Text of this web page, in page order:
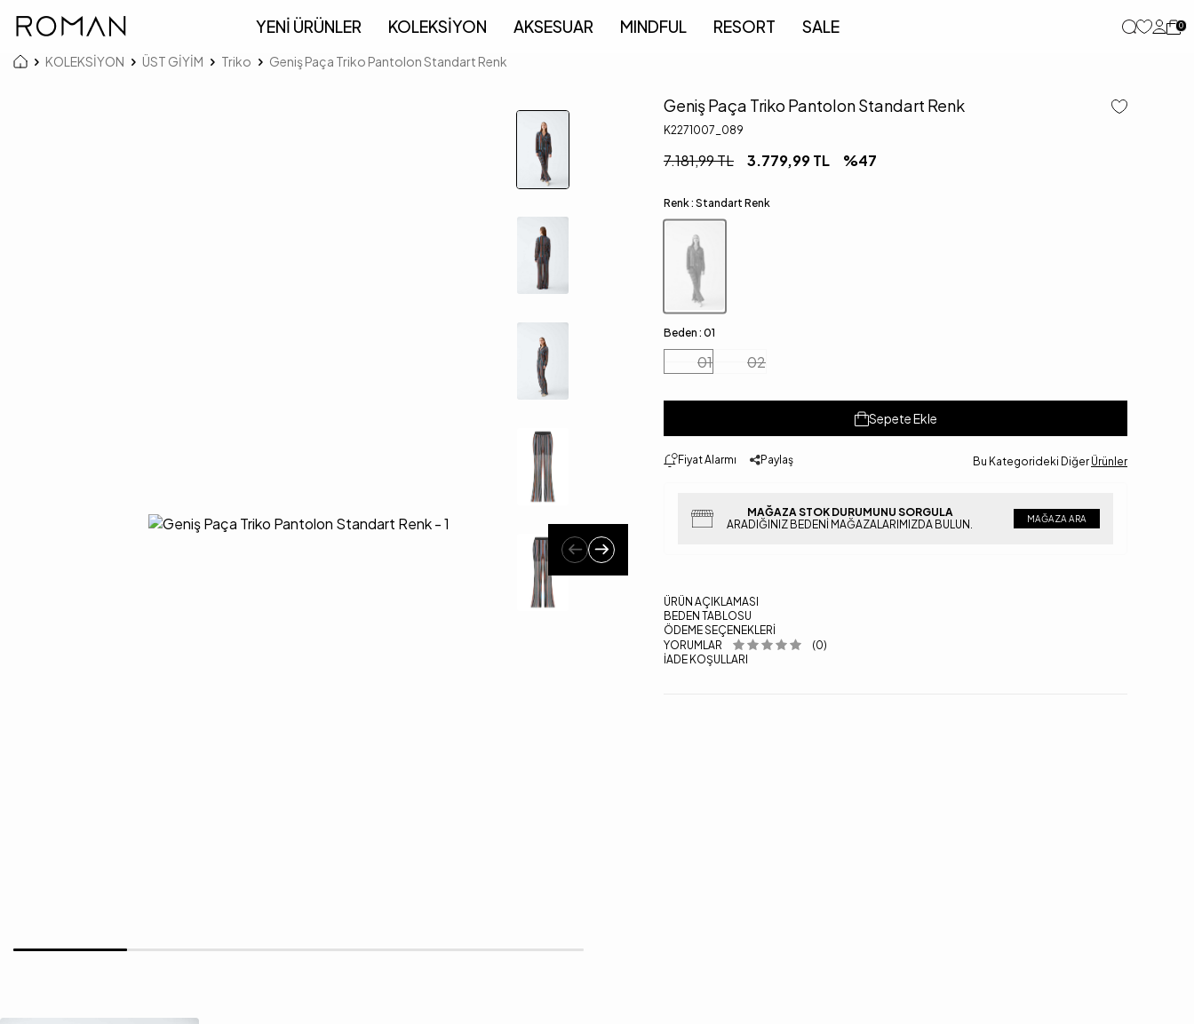
YENİ ÜRÜNLER KOLEKSİYON AKSESUAR MINDFUL RESORT SALE 0
KOLEKSİYON ÜST GİYİM Triko Geniş Paça Triko Pantolon Standart Renk
Geniş Paça Triko Pantolon Standart Renk
K2271007_089
7.181,99TL 3.779,99TL %47
Renk : Standart Renk
Beden : 01
01 02
Sepete Ekle
Fiyat Alarmı Paylaş Bu Kategorideki Diğer Ürünler
MAĞAZA STOK DURUMUNU SORGULA
ARADIĞINIZ BEDENI MAĞAZALARIMIZDA BULUN.
MAĞAZA ARA
ÜRÜN AÇIKLAMASI
BEDEN TABLOSU
ÖDEME SEÇENEKLERI
YORUMLAR
(0)
İADE KOŞULLARI